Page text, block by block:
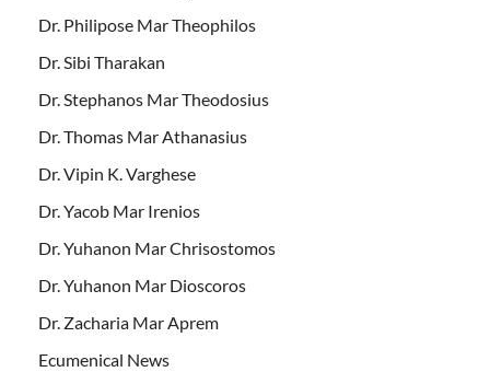
Dr. Philipose Mar Theophilos
Dr. Sibi Tharakan
Dr. Stephanos Mar Theodosius
Dr. Thomas Mar Athanasius
Dr. Vipin K. Varghese
Dr. Yacob Mar Irenios
Dr. Yuhanon Mar Chrisostomos
Dr. Yuhanon Mar Dioscoros
Dr. Zacharia Mar Aprem
Ecumenical News